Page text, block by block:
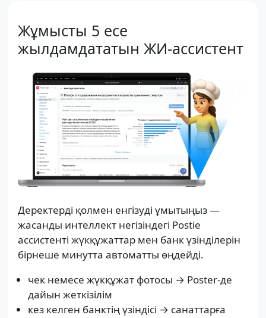
Жұмысты 5 есе
жылдамдататын ЖИ-ассистент
Деректерді қолмен енгізуді ұмытыңыз —
жасанды интеллект негізіндегі Postie
ассистенті жүкқұжаттар мен банк үзінділерін
бірнеше минутта автоматты өңдейді.
чек немесе жүкқұжат фотосы → Poster-де
дайын жеткізілім
кез келген банктің үзіндісі → санаттарға